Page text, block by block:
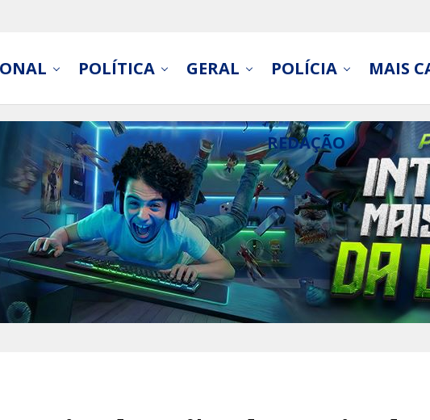
POLÍTICA GERAL POLÍCIA MAIS
REDAÇÃO